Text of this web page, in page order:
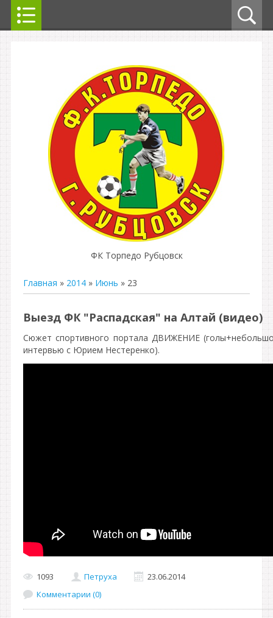
ФК Торпедо Рубцовск
Главная » 2014 » Июнь » 23
Выезд ФК "Распадская" на Алтай (видео)
Сюжет спортивного портала ДВИЖЕНИЕ
интервью с Юрием Нестеренко).
1093 Петруха
23.06.2014
Комментарии (0)